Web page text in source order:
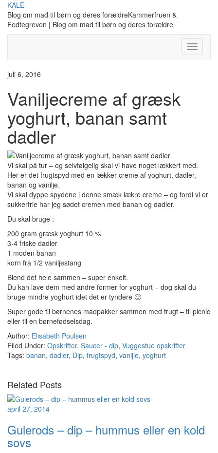
Skip
content
KALE
Blog om mad til børn og deres forældreKammerfruen &
Fedtegreven | Blog om mad til børn og deres forældre
Toggle
juli 6, 2016
Vaniljecreme af græsk
yoghurt, banan samt
dadler
Vi skal på tur – og selvfølgelig skal vi have noget lækkert med.
Her er det frugtspyd med en lækker creme af yoghurt, dadler,
banan og vanilje.
Vi skal dyppe spydene i denne smæk lækre creme – og fordi vi er
sukkerfrie har jeg sødet cremen med banan og dadler.
Du skal bruge :
200 gram græsk yoghurt 10 %
3-4 friske dadler
1 moden banan
korn fra 1/2 vaniljestang
Blend det hele sammen – super enkelt.
Du kan lave dem med andre former for yoghurt – dog skal du
bruge mindre yoghurt idet det er tyndere 🙂
Super gode til børnenes madpakker sammen med frugt – til picnic
eller til en børnefødselsdag.
Author: Elisabeth Poulsen
Filed Under: Opskrifter, Saucer - dip, Vuggestue opskrifter
Tags: banan, dadler, Dip, frugtspyd, vanijle, yoghurt
Related Posts
april 27, 2014
Gulerods – dip – hummus eller en kold
sovs